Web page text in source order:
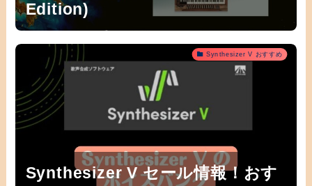
Edition)
Synthesizer V おすすめ
Synthesizer V セール情報！おす